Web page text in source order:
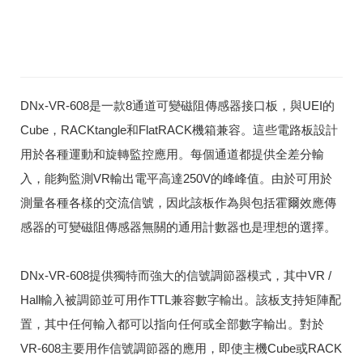
DNx-VR-608是一款8通道可變磁阻傳感器接口板，與UEI的
Cube，RACKtangle和FlatRACK機箱兼容。 這些電路板設計
用於各種運動和旋轉監控應用。 每個通道都提供全差分輸
入，能夠監測VR輸出電平高達250V的峰峰值。 由於可用於
測量各種各樣的交流信號，因此該板作為與包括霍爾效應傳
感器的可變磁阻傳感器無關的通用計數器也是理想的選擇。
DNx-VR-608提供獨特而強大的信號調節器模式，其中VR /
Hall輸入被調節並可用作TTL兼容數字輸出。 該板支持矩陣配
置，其中任何輸入都可以指向任何或全部數字輸出。 對於
VR-608主要用作信號調節器的應用，即使主機Cube或RACK